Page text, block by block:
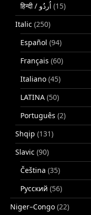
(15)
Italic (250)
Español (94)
Français (60)
Italiano (45)
LATINA (50)
Português (2)
Shqip (131)
Slavic (90)
Čeština (35)
Русский (56)
Niger–Congo (22)